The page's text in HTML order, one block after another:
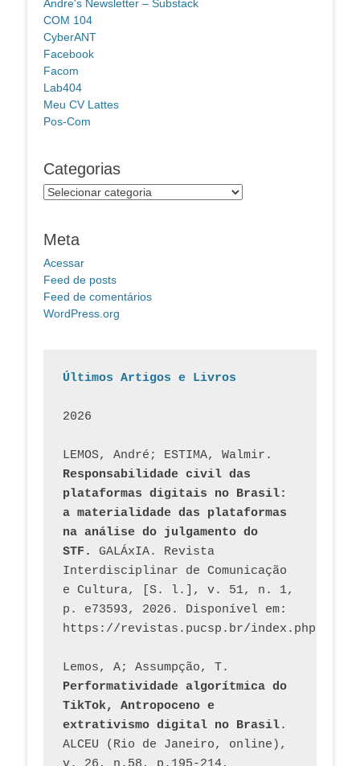
Andre's Newsletter – Substack
COM 104
CyberANT
Facebook
Facom
Lab404
Meu CV Lattes
Pos-Com
Categorias
Categorias
Meta
Acessar
Feed de posts
Feed de comentários
WordPress.org
Últimos Artigos e Livros
2026
Responsabilidade civil das
plataformas digitais no Brasil:
a materialidade das plataformas
na análise do julgamento do
STF.
GALÁxIA. Revista
Interdisciplinar de Comunicação
e Cultura, [S. l.], v. 51, n. 1,
p. e73593, 2026. Disponível em:
Performatividade algorítmica do
TikTok, Antropoceno e
extrativismo digital no Brasil.
ALCEU (Rio de Janeiro, online),